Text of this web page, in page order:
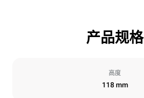
产品规格
高度
118 mm